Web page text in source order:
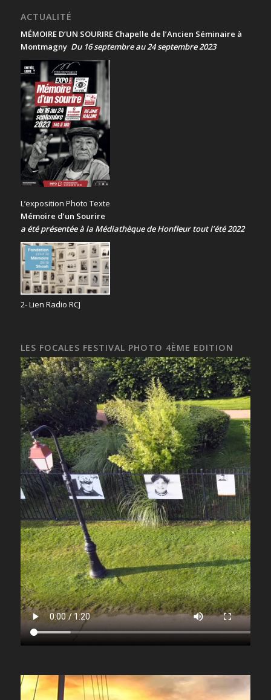
ACTUALITÉ
MÉMOIRE D’UN SOURIRE Chapelle de l’Ancien Séminaire à
Montmagny Du 16 septembre au 24 septembre 2023
L’exposition Photo Texte
Mémoire d’un Sourire
a été présentéeà la Médiathèque de Honfleur tout l’été 2022
2- Lien Radio RCJ
LES FOCALES FESTIVAL PHOTO 4ÈME EDITION